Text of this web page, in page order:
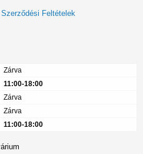
Feltételek
Zárva
11:00-18:00
Zárva
Zárva
11:00-18:00